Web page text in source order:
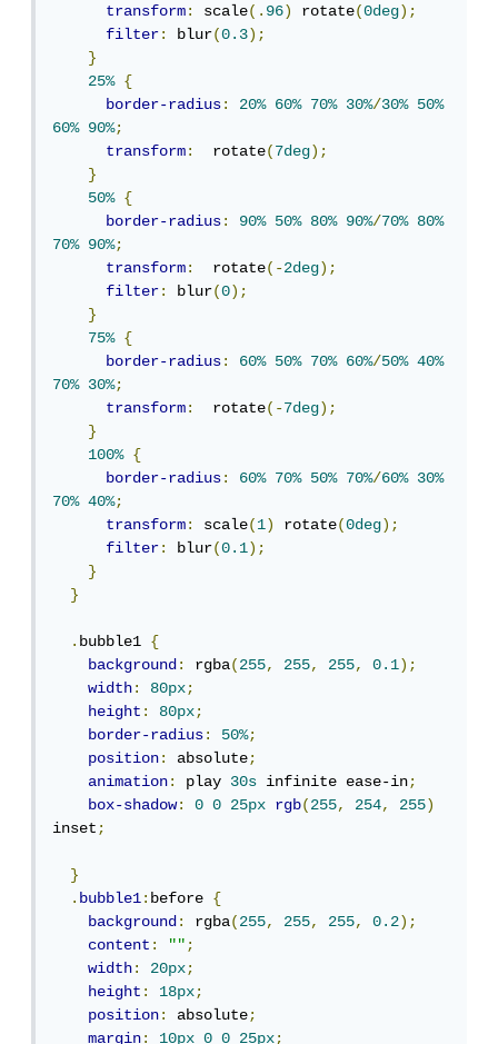
transform: scale(.96) rotate(0deg);
filter: blur(0.3);
}
25%
{
border-radius: 20% 60% 70% 30%/30%
50%
60%
90%;
transform:
  rotate
(7deg);
}
50%
{
border-radius: 90% 50% 80% 90%/70%
80%
70%
90%;
transform:
  rotate
(-2deg);
filter: blur(0);
}
75%
{
border-radius: 60% 50% 70% 60%/50%
40%
70%
30%;
transform:
  rotate
(-7deg);
}
100%
{
border-radius: 60% 70% 50% 70%/60%
30%
70%
40%;
transform: scale(1) rotate(0deg);
filter: blur(0.1);
}
}
.bubble1 {
background: rgba(255, 255, 255, 0.1);
width: 80px;
height: 80px;
border-radius: 50%;
position: absolute;
animation: play 30s infinite ease-in;
box-shadow: 0 0 25px rgb(255, 254, 255)
inset;
}
.bubble1:before {
background: rgba(255, 255, 255, 0.2);
content: "";
width: 20px;
height: 18px;
position: absolute;
margin: 10px 0 0 25px;